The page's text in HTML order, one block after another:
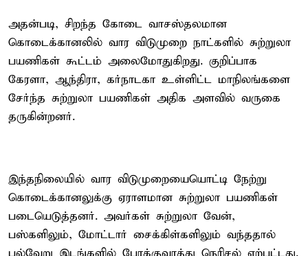
அதன்படி, சிறந்த கோடை வாசஸ்தலமான
கொடைக்கானலில் வார விடுமுறை நாட்களில் சுற்றுலா
பயணிகள் கூட்டம் அலைமோதுகிறது. குறிப்பாக
கேரளா, ஆந்திரா, கர்நாடகா உள்ளிட்ட மாநிலங்களை
சேர்ந்த சுற்றுலா பயணிகள் அதிக அளவில் வருகை
தருகின்றனர்.
இந்தநிலையில் வார விடுமுறையையொட்டி நேற்று
கொடைக்கானலுக்கு ஏராளமான சுற்றுலா பயணிகள்
படையெடுத்தனர். அவர்கள் சுற்றுலா வேன்,
பஸ்களிலும், மோட்டார் சைக்கிள்களிலும் வந்ததால்